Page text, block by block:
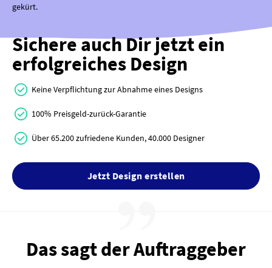
gekürt.
Sichere auch Dir jetzt ein
erfolgreiches Design
Keine Verpflichtung zur Abnahme eines Designs
100% Preisgeld-zurück-Garantie
Über 65.200 zufriedene Kunden, 40.000 Designer
Jetzt Design erstellen
Das sagt der Auftraggeber